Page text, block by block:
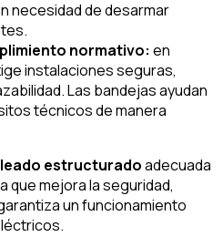
necesidad de desarmar
normativo: en
instalaciones seguras,
Las bandejas ayudan
técnicos de manera
estructuradoadecuada
que mejora la seguridad,
un funcionamiento